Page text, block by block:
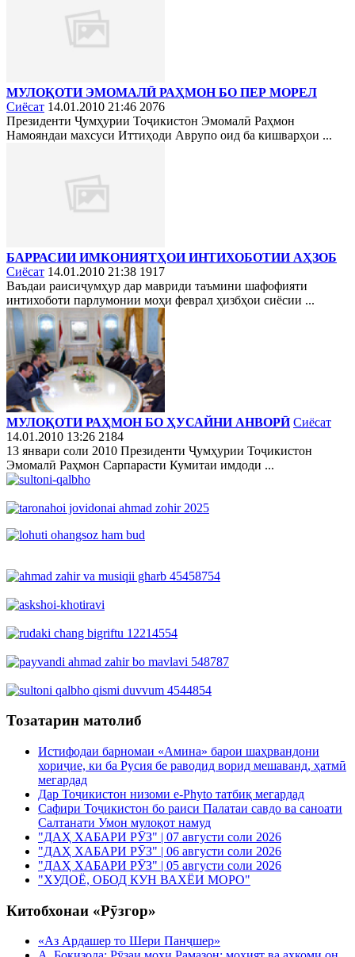
МУЛОҚОТИ ЭМОМАЛӢ РАҲМОН БО ПЕР МОРЕЛ
Сиёсат 14.01.2010 21:46 2076
Президенти Ҷумҳурии Тоҷикистон Эмомалӣ Раҳмон
Намояндаи махсуси Иттиҳоди Аврупо оид ба кишварҳои ...
БАРРАСИИ ИМКОНИЯТҲОИ ИНТИХОБОТИИ АҲЗОБ
Сиёсат 14.01.2010 21:38 1917
Ваъдаи раисиҷумҳур дар мавриди таъмини шафофияти
интихоботи парлумонии моҳи феврал ҳизбҳои сиёсии ...
МУЛОҚОТИ РАҲМОН БО ҲУСАЙНИ АНВОРӢ Сиёсат
14.01.2010 13:26 2184
13 январи соли 2010 Президенти Ҷумҳурии Тоҷикистон
Эмомалӣ Раҳмон Сарпарасти Кумитаи имдоди ...
Тозатарин матолиб
Истифодаи барномаи «Амина» барои шаҳрвандони
хориҷие, ки ба Русия бе раводид ворид мешаванд, ҳатмӣ
мегардад
Дар Тоҷикистон низоми e-Phyto татбиқ мегардад
Сафири Тоҷикистон бо раиси Палатаи савдо ва саноати
Салтанати Умон мулоқот намуд
"ДАҲ ХАБАРИ РӮЗ" | 07 августи соли 2026
"ДАҲ ХАБАРИ РӮЗ" | 06 августи соли 2026
"ДАҲ ХАБАРИ РӮЗ" | 05 августи соли 2026
"ХУДОЁ, ОБОД КУН ВАХЁИ МОРО"
Китобхонаи «Рӯзгор»
«Аз Ардашер то Шери Панҷшер»